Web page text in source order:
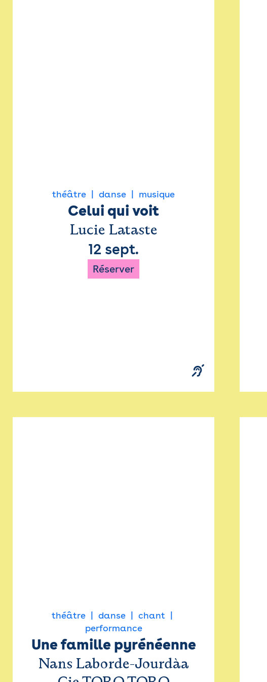
théâtre danse musique
Celui qui voit
Lucie Lataste
12 sept.
Réserver
théâtre danse
chant
performance
Une famille pyrénéenne
Nans Laborde-Jourdàa